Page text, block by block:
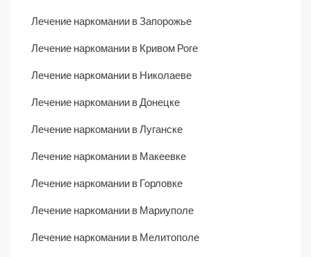
Лечение наркомании в Запорожье
Лечение наркомании в Кривом Роге
Лечение наркомании в Николаеве
Лечение наркомании в Донецке
Лечение наркомании в Луганске
Лечение наркомании в Макеевке
Лечение наркомании в Горловке
Лечение наркомании в Мариуполе
Лечение наркомании в Мелитополе